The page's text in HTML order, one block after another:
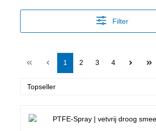
Filter
Pagina
1 Pagina
2 Pagina
3 Pagina
4